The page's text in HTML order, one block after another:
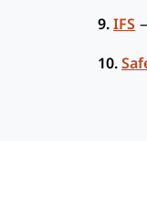
9. IFS
10.